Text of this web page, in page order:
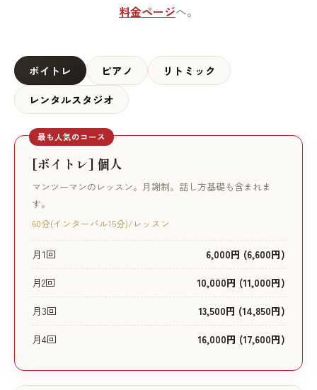
料金ページへ。
ボイトレ ピアノ
リトミック
レンタルスタジオ
最も人気のコース
[ボイトレ] 個人
マンツーマンのレッスン。月謝制。話し方基礎も含まれま
す。
60分(インターバル15分)/レッスン
月1回
6,000円 (6,600円)
月2回
10,000円 (11,000円)
月3回
13,500円 (14,850円)
月4回
16,000円 (17,600円)